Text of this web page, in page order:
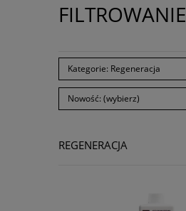
FILTROWANIE
Kategorie: Regeneracja
Nowość: (wybierz)
REGENERACJA